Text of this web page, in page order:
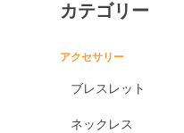
カテゴリー
アクセサリー
ブレスレット
ネックレス